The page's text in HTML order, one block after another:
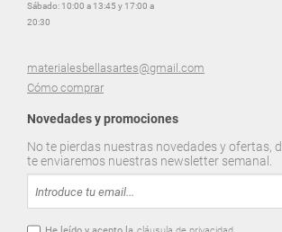
Sábado: 10:00 a 13:45 y 17:00 a
20:30
materialesbellasartes@gmail.com
Cómo comprar
Novedades y promociones
No te pierdas nuestras novedades y ofertas,
te enviaremos nuestras newsletter semanal.